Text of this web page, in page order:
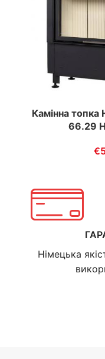
Камінна
66.29
€
Німецька